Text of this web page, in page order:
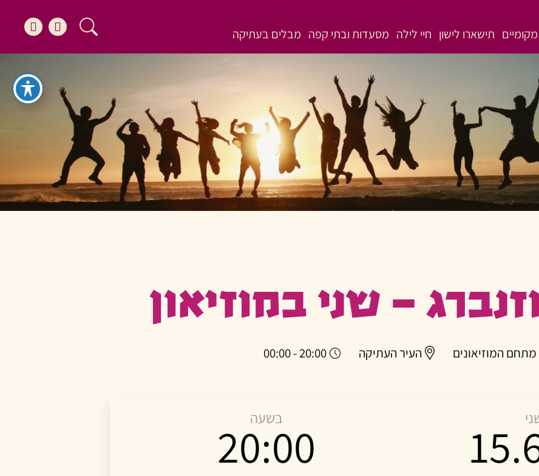
תישארו לישון חיי לילה מסעדות ובתי קפה מבלים בעתיקה
– שני במוזיאון
מתחם המוזיאונים העיר העתיקה 20:00 - 00:00
בשעה
20:00